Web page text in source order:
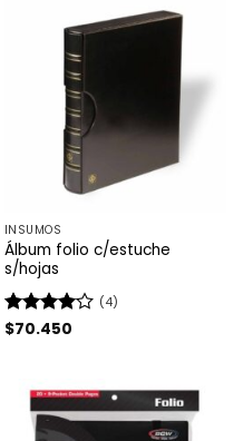
INSUMOS
Álbum folio c/estuche
s/hojas
Valorado
(4)
$70.450